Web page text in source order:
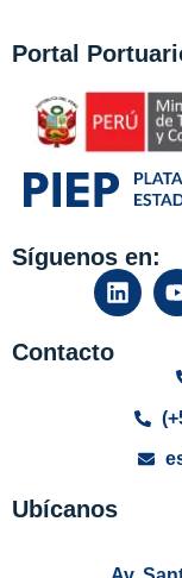
Portal
Síguenos en:
Contacto
Ubícanos